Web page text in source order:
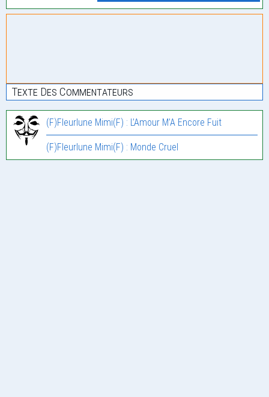
Texte Des Commentateurs
(F)Fleurlune Mimi(F) : L’Amour M’A Encore Fuit
(F)Fleurlune Mimi(F) : Monde Cruel